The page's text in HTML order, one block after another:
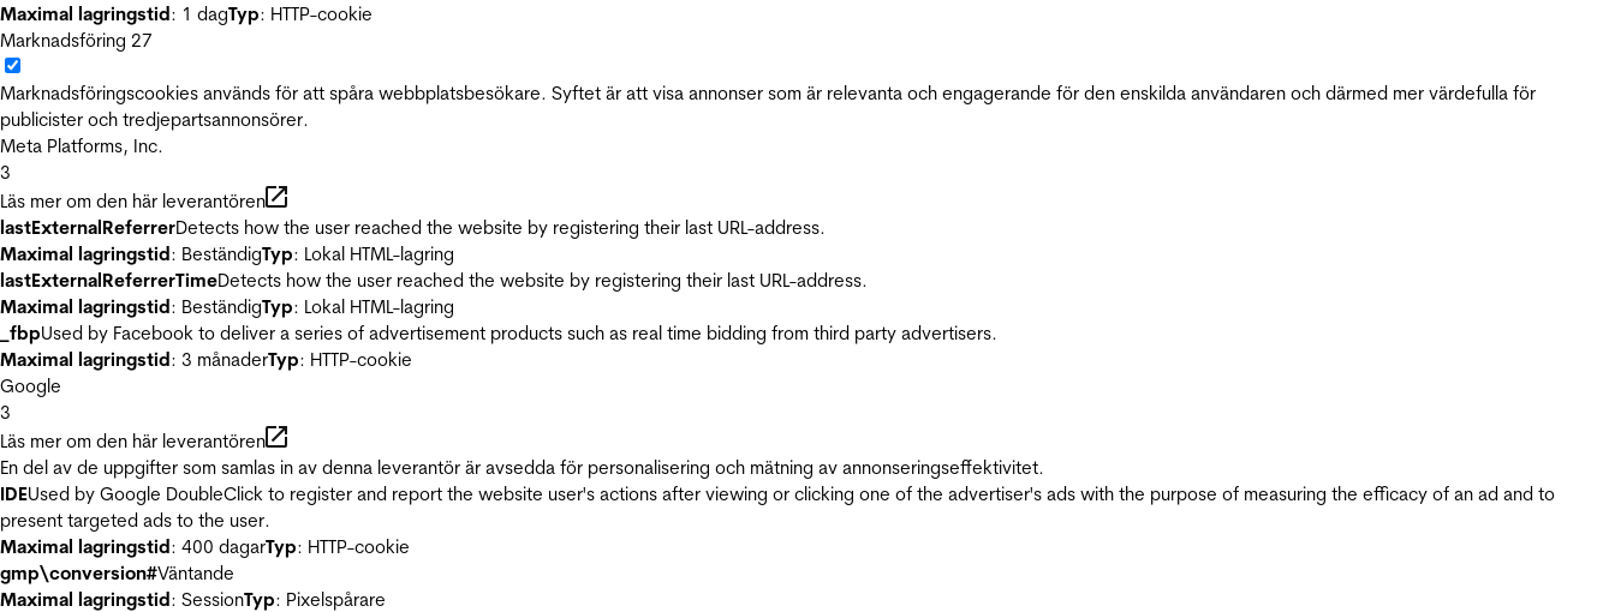
Maximal lagringstid: 1 dagTyp: HTTP-cookie
Marknadsföring 27
Marknadsföringscookies används för att spåra webbplatsbesökare. Syftet är att visa annonser som är relevanta och engagerande för den enskilda användaren och därmed mer värdefulla för
publicister och tredjepartsannonsörer.
Meta Platforms, Inc.
3
Läs mer om den här leverantören
lastExternalReferrerDetects how the user reached the website by registering their last URL-address.
Maximal lagringstid: BeständigTyp: Lokal HTML-lagring
lastExternalReferrerTimeDetects how the user reached the website by registering their last URL-address.
Maximal lagringstid: BeständigTyp: Lokal HTML-lagring
_fbpUsed by Facebook to deliver a series of advertisement products such as real time bidding from third party advertisers.
Maximal lagringstid: 3 månaderTyp: HTTP-cookie
Google
3
Läs mer om den här leverantören
En del av de uppgifter som samlas in av denna leverantör är avsedda för personalisering och mätning av annonseringseffektivitet.
IDEUsed by Google DoubleClick to register and report the website user's actions after viewing or clicking one of the advertiser's ads with the purpose of measuring the efficacy of an ad and to
present targeted ads to the user.
Maximal lagringstid: 400 dagarTyp: HTTP-cookie
gmp\conversion#Väntande
Maximal lagringstid: SessionTyp: Pixelspårare